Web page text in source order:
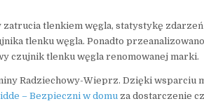
tlenkiem węgla, statystykę
tlenku węgla. Ponadto
czujnik tlenku węgla renomowanej marki.
Radziechowy-Wieprz. Dzięki wsparciu
– Bezpieczni w domu za dostarczenie